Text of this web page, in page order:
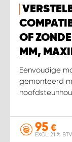
OF
MM,
Eenvoudige
gemonteerd
95 €
EXCL. 21 %